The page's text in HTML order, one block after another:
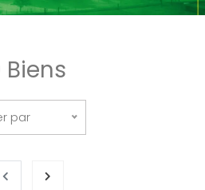
Biens
par